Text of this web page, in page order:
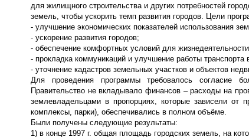
для жилищного строительства и других потребностей
земель, чтобы ускорить темп развития городов. Цели
- улучшение экономических показателей использования
- ускорение развития городов;
- обеспечение комфортных условий для
- прокладка коммуникаций и улучшение работы транспорта
- уточнение кадастров земельных участков и объектов
Для проведения программы требовалось согласие
Правительство не вкладывало финансов – расходы на
землевладельцами в пропорциях, которые зависели
комплексы, парки), обеспечивались в полном объёме.
Были получены следующие результаты:
1) в конце 1997 г. общая площадь городских земель, на